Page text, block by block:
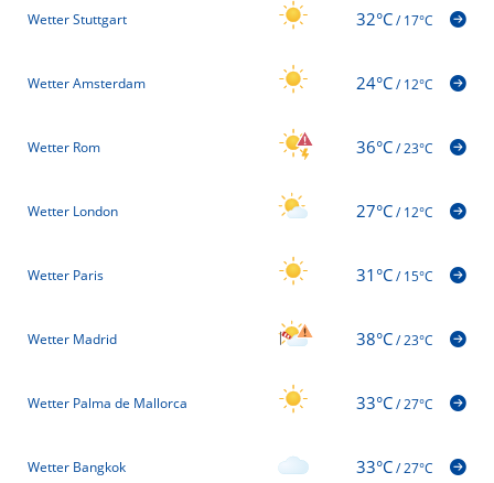
Wetter Stuttgart 32°C/17°C
Wetter Amsterdam 24°C/12°C
Wetter Rom 36°C/23°C
Wetter London 27°C/12°C
Wetter Paris 31°C/15°C
Wetter Madrid 38°C/23°C
Wetter Palma de Mallorca 33°C/27°C
Wetter Bangkok 33°C/27°C